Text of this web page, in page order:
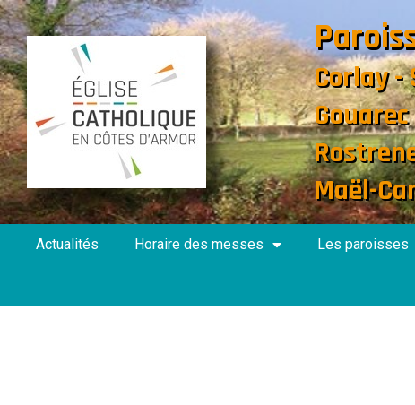
Corlay -
Gouarec
Maël-
Actualités Horaire des messes Les paroisses